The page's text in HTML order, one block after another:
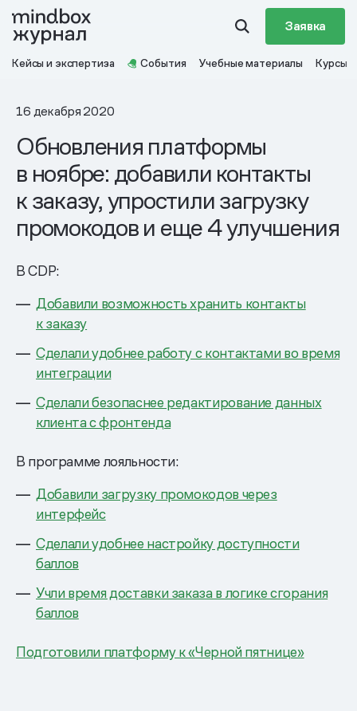
Заявка
Кейсы и экспертиза События Учебные материалы Курсы
16 декабря 2020
Обновления платформы
в ноябре: добавили контакты
к заказу, упростили загрузку
промокодов и еще 4 улучшения
В CDP:
Добавили возможность хранить контакты
к заказу
Сделали удобнее работу с контактами во время
интеграции
Сделали безопаснее редактирование данных
клиента с фронтенда
В программе лояльности:
Добавили загрузку промокодов через
интерфейс
Сделали удобнее настройку доступности
баллов
Учли время доставки заказа в логике сгорания
баллов
Подготовили платформу к «Черной пятнице»